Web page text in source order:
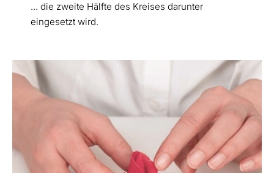
... die zweite Hälfte des Kreises darunter
eingesetzt wird.